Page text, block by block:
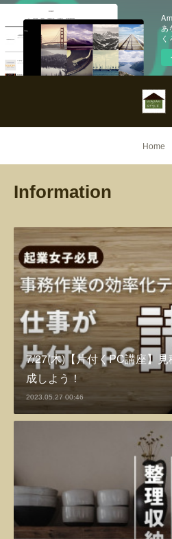
あ
く
Home
Information
7/27(木)【片付くPC講座】
成しよう！
2023.05.27 00:46